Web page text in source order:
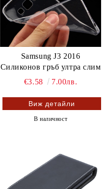
Samsung J3 2016
Силиконов гръб ултра слим
€3.58
7.00лв.
Виж детайли
В наличност